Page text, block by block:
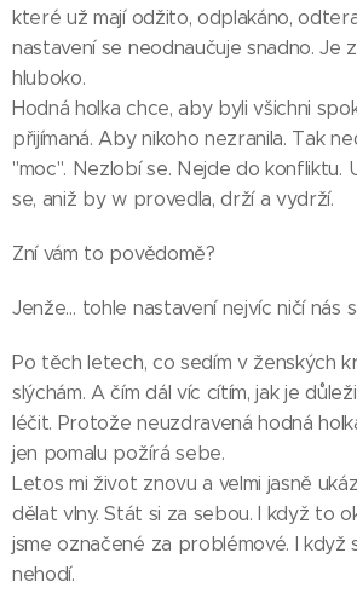
které už mají odžito, odplakáno,
nastavení se neodnaučuje snadno. Je
hluboko.
Hodná holka chce, aby byli všichni
přijímaná. Aby nikoho nezranila. Tak
"moc". Nezlobí se. Nejde do konfliktu.
se, aniž by w provedla, drží a vydrží.
Zní vám to povědomě?
Jenže… tohle nastavení nejvíc ničí nás
Po těch letech, co sedím v ženských
slýchám. A čím dál víc cítím, jak je
léčit. Protože neuzdravená hodná
jen pomalu požírá sebe.
Letos mi život znovu a velmi jasně
dělat vlny. Stát si za sebou. I když to
jsme označené za problémové. I když
nehodí.